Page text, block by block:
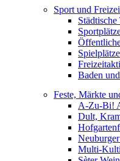
Sport und
Spielplätze
Baden
Feste, Märkte
A-Zu-Bi!
Dult,
Multi-